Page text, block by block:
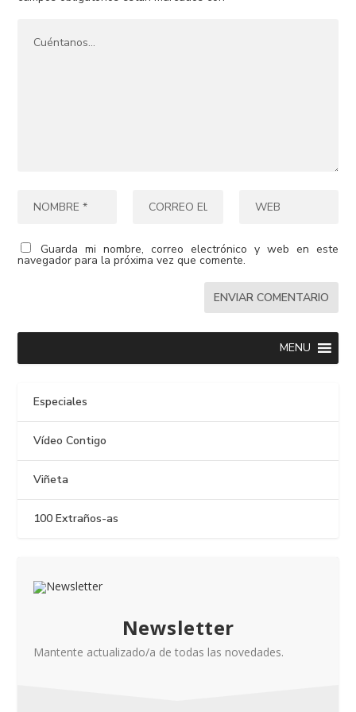
Guarda mi nombre, correo electrónico y web en este
navegador para la próxima vez que comente.
MENU
Especiales
Vídeo Contigo
Viñeta
100 Extraños-as
Newsletter
Mantente actualizado/a de todas las novedades.